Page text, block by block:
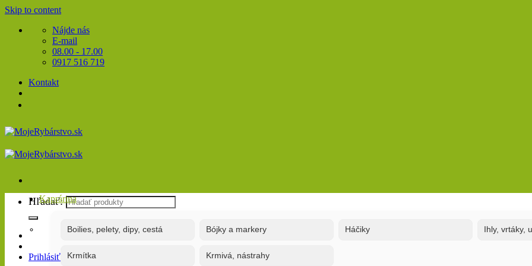
Skip to content
Nájde nás
E-mail
08.00 - 17.00
0917 516 719
Kontakt
Hľadať:
Prihlásiť / Registrovať
Kaprárina
Boilies, pelety, dipy, cestá Bójky a markery Háčiky Ihly, vrtáky,
Krmítka Krmivá, nástrahy